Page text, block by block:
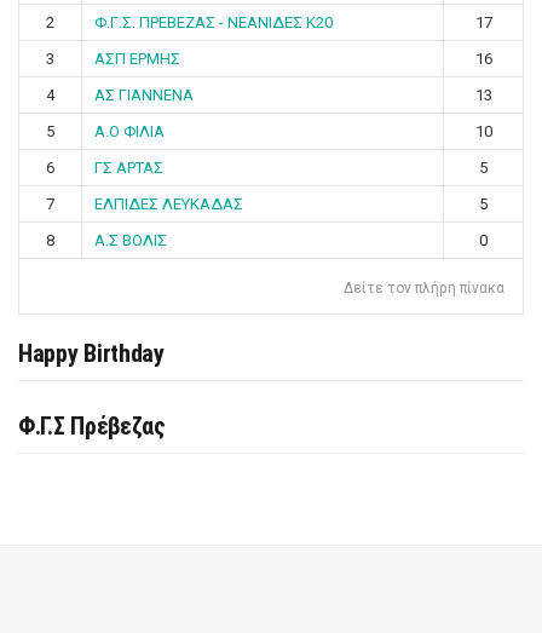
2
Φ.Γ.Σ. ΠΡΕΒΕΖΑΣ - ΝΕΑΝΙΔΕΣ Κ20
17
3
ΑΣΠ ΕΡΜΗΣ
16
4
ΑΣ ΓΙΑΝΝΕΝΑ
13
5
Α.Ο ΦΙΛΙΑ
10
6
ΓΣ ΑΡΤΑΣ
5
7
ΕΛΠΙΔΕΣ ΛΕΥΚΑΔΑΣ
5
8
Α.Σ ΒΟΛΙΣ 0
Δείτε τον πλήρη πίνακα
Happy Birthday
Φ.Γ.Σ Πρέβεζας